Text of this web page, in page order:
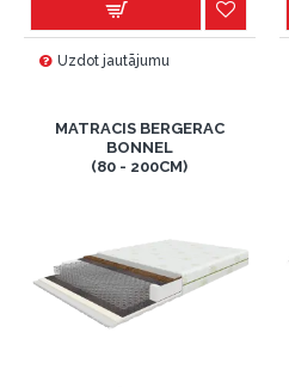
Uzdot jautājumu
MATRACIS BERGERAC
BONNEL
(80 - 200CM)